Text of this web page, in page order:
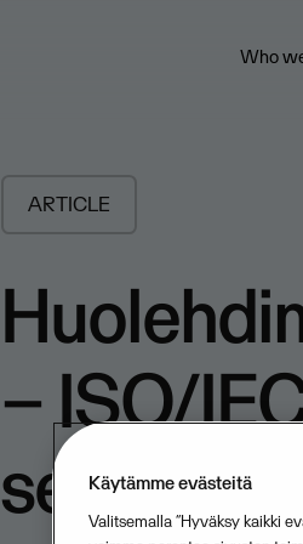
Who
ARTICLE
– ISO/
Käytämme evästeitä
Valitsemalla “Hyväksy kaikki